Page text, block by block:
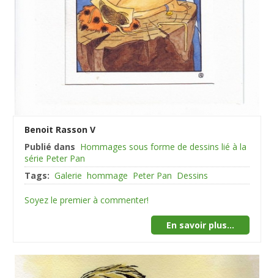
Benoit Rasson V
Publié dans Hommages sous forme de dessins lié à la
série Peter Pan
Tags: Galerie hommage Peter Pan Dessins
Soyez le premier à commenter!
En savoir plus...